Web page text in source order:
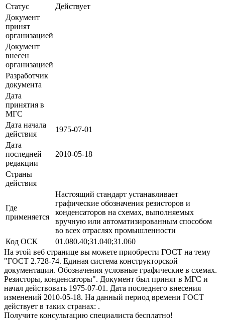
Статус
Действует
Документ
принят
организацией
Документ
внесен
организацией
Разработчик
документа
Дата
принятия в
МГС
Дата начала
действия
1975-07-01
Дата
последней
редакции
2010-05-18
Страны
действия
Где
применяется
Настоящий стандарт устанавливает
графические обозначения резисторов и
конденсаторов на схемах, выполняемых
вручную или автоматизированным способом
во всех отраслях промышленности
Код ОСК
01.080.40;31.040;31.060
На этой веб странице вы можете приобрести ГОСТ на тему
"ГОСТ 2.728-74. Единая система конструкторской
документации. Обозначения условные графические в схемах.
Резисторы, конденсаторы". Документ был принят в МГС и
начал действовать 1975-07-01. Дата последнего внесения
изменений 2010-05-18. На данный период времени ГОСТ
действует в таких странах: .
Получите консультацию специалиста бесплатно!